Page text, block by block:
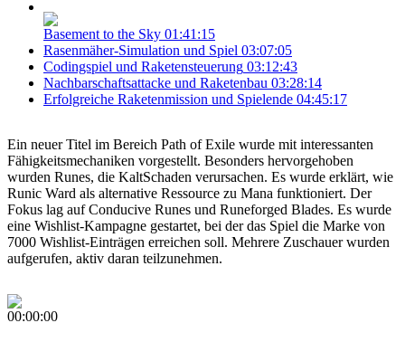
Basement to the Sky 01:41:15
Rasenmäher-Simulation und Spiel 03:07:05
Codingspiel und Raketensteuerung 03:12:43
Nachbarschaftsattacke und Raketenbau 03:28:14
Erfolgreiche Raketenmission und Spielende 04:45:17
Ein neuer Titel im Bereich Path of Exile wurde mit interessanten
Fähigkeitsmechaniken vorgestellt. Besonders hervorgehoben
wurden Runes, die KaltSchaden verursachen. Es wurde erklärt, wie
Runic Ward als alternative Ressource zu Mana funktioniert. Der
Fokus lag auf Conducive Runes und Runeforged Blades. Es wurde
eine Wishlist-Kampagne gestartet, bei der das Spiel die Marke von
7000 Wishlist-Einträgen erreichen soll. Mehrere Zuschauer wurden
aufgerufen, aktiv daran teilzunehmen.
00:00:00